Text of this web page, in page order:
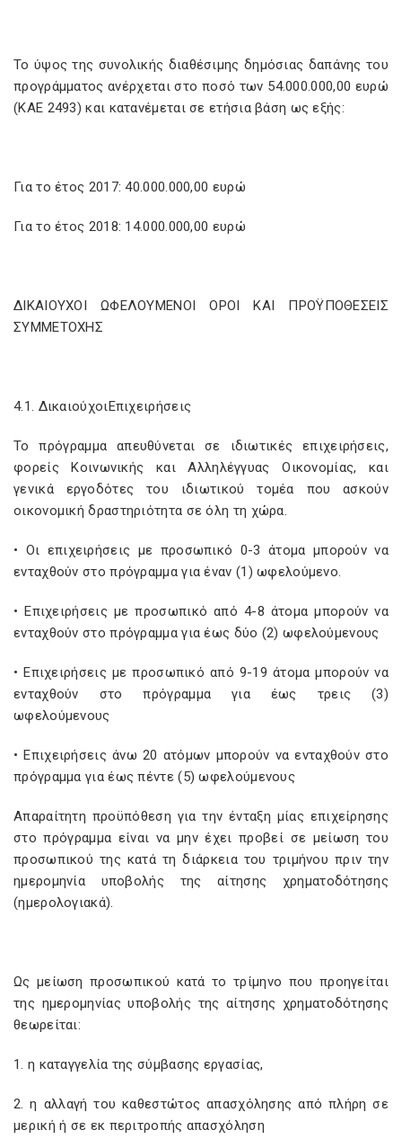
Το ύψος της συνολικής διαθέσιμης δημόσιας δαπάνης του
προγράμματος ανέρχεται στο ποσό των 54.000.000,00 ευρώ
(ΚΑΕ 2493) και κατανέμεται σε ετήσια βάση ως εξής:
Για το έτος 2017: 40.000.000,00 ευρώ
Για το έτος 2018: 14.000.000,00 ευρώ
ΔΙΚΑΙΟΥΧΟΙ ΩΦΕΛΟΥΜΕΝΟΙ ΟΡΟΙ ΚΑΙ ΠΡΟΫΠΟΘΕΣΕΙΣ
ΣΥΜΜΕΤΟΧΗΣ
4.1. ΔικαιούχοιΕπιχειρήσεις
Το πρόγραμμα απευθύνεται σε ιδιωτικές επιχειρήσεις,
φορείς Κοινωνικής και Αλληλέγγυας Οικονομίας, και
γενικά εργοδότες του ιδιωτικού τομέα που ασκούν
οικονομική δραστηριότητα σε όλη τη χώρα.
• Οι επιχειρήσεις με προσωπικό 0-3 άτομα μπορούν να
ενταχθούν στο πρόγραμμα για έναν (1) ωφελούμενο.
• Επιχειρήσεις με προσωπικό από 4-8 άτομα μπορούν να
ενταχθούν στο πρόγραμμα για έως δύο (2) ωφελούμενους
• Επιχειρήσεις με προσωπικό από 9-19 άτομα μπορούν να
ενταχθούν στο πρόγραμμα για έως τρεις (3)
ωφελούμενους
• Επιχειρήσεις άνω 20 ατόμων μπορούν να ενταχθούν στο
πρόγραμμα για έως πέντε (5) ωφελούμενους
Απαραίτητη προϋπόθεση για την ένταξη μίας επιχείρησης
στο πρόγραμμα είναι να μην έχει προβεί σε μείωση του
προσωπικού της κατά τη διάρκεια του τριμήνου πριν την
ημερομηνία υποβολής της αίτησης χρηματοδότησης
(ημερολογιακά).
Ως μείωση προσωπικού κατά το τρίμηνο που προηγείται
της ημερομηνίας υποβολής της αίτησης χρηματοδότησης
θεωρείται:
1. η καταγγελία της σύμβασης εργασίας,
2. η αλλαγή του καθεστώτος απασχόλησης από πλήρη σε
μερική ή σε εκ περιτροπής απασχόληση